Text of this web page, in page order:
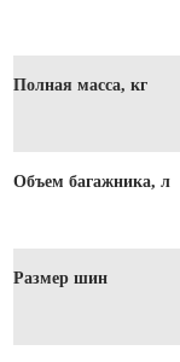
Полная масса, кг
Объем багажника, л
Размер шин